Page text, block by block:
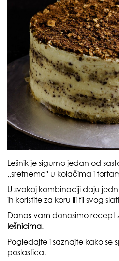
Lešnik je sigurno jedan od
,,sretnemo'' u kolačima i
U svakoj kombinaciji daju
ih koristite za koru ili fil svog
Danas vam donosimo recept
lešnicima.
Pogledajte i saznajte kako se
poslastica.